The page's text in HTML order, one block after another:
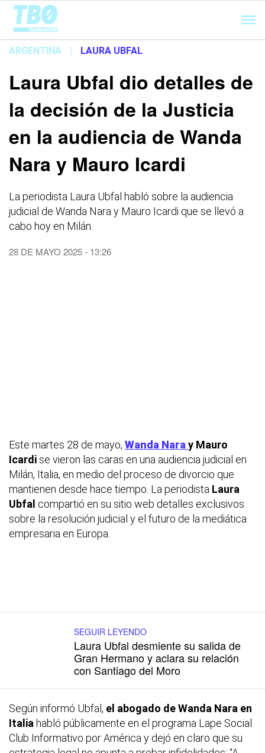
Cargando...
ARGENTINA | LAURA UBFAL
Laura Ubfal dio detalles de
la decisión de la Justicia
en la audiencia de Wanda
Nara y Mauro Icardi
La periodista Laura Ubfal habló sobre la audiencia
judicial de Wanda Nara y Mauro Icardi que se llevó a
cabo hoy en Milán.
28 DE MAYO 2025 - 13:26
Este martes 28 de mayo, Wanda Nara y Mauro
Icardi se vieron las caras en una audiencia judicial en
Milán, Italia, en medio del proceso de divorcio que
mantienen desde hace tiempo. La periodista Laura
Ubfal compartió en su sitio web detalles exclusivos
sobre la resolución judicial y el futuro de la mediática
empresaria en Europa.
SEGUIR LEYENDO
Laura Ubfal desmiente su salida de
Gran Hermano y aclara su relación
con Santiago del Moro
Según informó Ubfal, el abogado de Wanda Nara en
Italia habló públicamente en el programa Lape Social
Club Informativo por América y dejó en claro que su